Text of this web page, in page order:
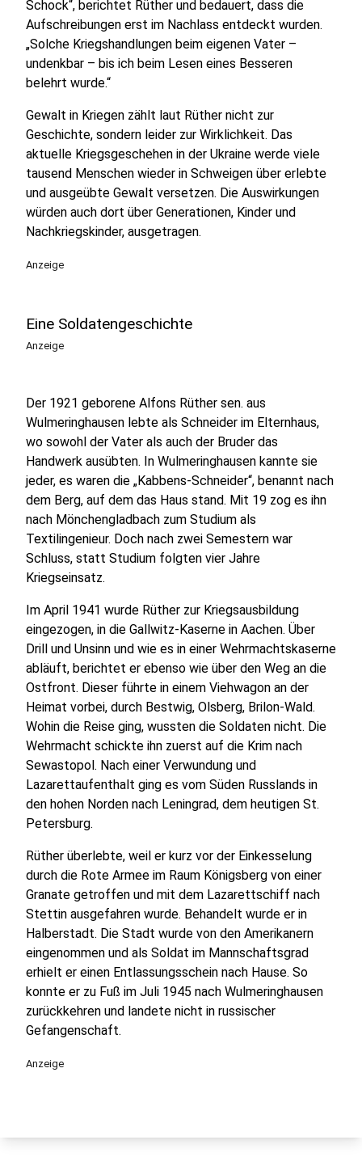
Schock“, berichtet Rüther und bedauert, dass die
Aufschreibungen erst im Nachlass entdeckt wurden.
„Solche Kriegshandlungen beim eigenen Vater –
undenkbar – bis ich beim Lesen eines Besseren
belehrt wurde.“
Gewalt in Kriegen zählt laut Rüther nicht zur
Geschichte, sondern leider zur Wirklichkeit. Das
aktuelle Kriegsgeschehen in der Ukraine werde viele
tausend Menschen wieder in Schweigen über erlebte
und ausgeübte Gewalt versetzen. Die Auswirkungen
würden auch dort über Generationen, Kinder und
Nachkriegskinder, ausgetragen.
Anzeige
Eine Soldatengeschichte
Anzeige
Der 1921 geborene Alfons Rüther sen. aus
Wulmeringhausen lebte als Schneider im Elternhaus,
wo sowohl der Vater als auch der Bruder das
Handwerk ausübten. In Wulmeringhausen kannte sie
jeder, es waren die „Kabbens-Schneider“, benannt nach
dem Berg, auf dem das Haus stand. Mit 19 zog es ihn
nach Mönchengladbach zum Studium als
Textilingenieur. Doch nach zwei Semestern war
Schluss, statt Studium folgten vier Jahre
Kriegseinsatz.
Im April 1941 wurde Rüther zur Kriegsausbildung
eingezogen, in die Gallwitz-Kaserne in Aachen. Über
Drill und Unsinn und wie es in einer Wehrmachtskaserne
abläuft, berichtet er ebenso wie über den Weg an die
Ostfront. Dieser führte in einem Viehwagon an der
Heimat vorbei, durch Bestwig, Olsberg, Brilon-Wald.
Wohin die Reise ging, wussten die Soldaten nicht. Die
Wehrmacht schickte ihn zuerst auf die Krim nach
Sewastopol. Nach einer Verwundung und
Lazarettaufenthalt ging es vom Süden Russlands in
den hohen Norden nach Leningrad, dem heutigen St.
Petersburg.
Rüther überlebte, weil er kurz vor der Einkesselung
durch die Rote Armee im Raum Königsberg von einer
Granate getroffen und mit dem Lazarettschiff nach
Stettin ausgefahren wurde. Behandelt wurde er in
Halberstadt. Die Stadt wurde von den Amerikanern
eingenommen und als Soldat im Mannschaftsgrad
erhielt er einen Entlassungsschein nach Hause. So
konnte er zu Fuß im Juli 1945 nach Wulmeringhausen
zurückkehren und landete nicht in russischer
Gefangenschaft.
Anzeige